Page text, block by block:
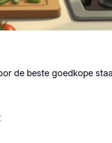
de beste goedkope